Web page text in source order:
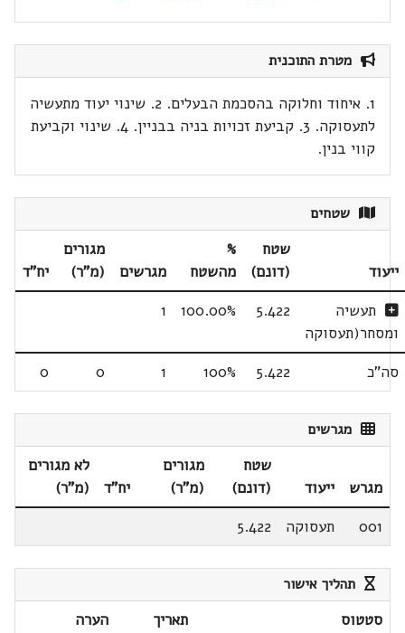
מטרת התוכנית
1. איחוד וחלוקה בהסכמת הבעלים. 2. שינוי יעוד מתעשיה
לתעסוקה. 3. קביעת זכויות בניה בבניין. 4. שינוי וקביעת
קווי בנין.
שטחים
ייעוד
שטח
(דונם)
%
מהשטח
מגרשים
מגורים
(מ"ר)
יח"ד
תעשיה
ומסחר(תעסוקה
5.422
100.00%
1
סה"כ 5.422
100%
1
0
0
מגרשים
מגרש ייעוד
שטח
(דונם)
מגורים
(מ"ר)
יח"ד
לא מגורים
(מ"ר)
001
תעסוקה 5.422
תהליך אישור
סטטוס תאריך
הערה